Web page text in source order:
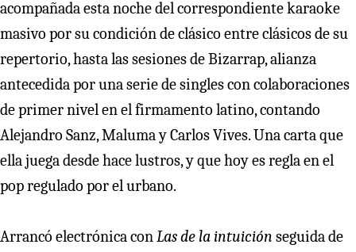
acompañada esta noche del correspondiente karaoke
masivo por su condición de clásico entre clásicos de su
repertorio, hasta las sesiones de Bizarrap, alianza
antecedida por una serie de singles con colaboraciones
de primer nivel en el firmamento latino, contando
Alejandro Sanz, Maluma y Carlos Vives. Una carta que
ella juega desde hace lustros, y que hoy es regla en el
pop regulado por el urbano.
Arrancó electrónica conLas de la intuición seguida de